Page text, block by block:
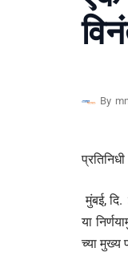
By
प्रतिनिधी
मुंबई, दि.
या
च्या मुख्य